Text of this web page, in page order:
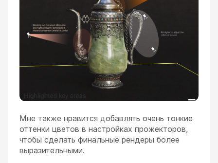
Мне также нравится добавлять очень тонкие
оттенки цветов в настройках прожекторов,
чтобы сделать финальные рендеры более
выразительными.